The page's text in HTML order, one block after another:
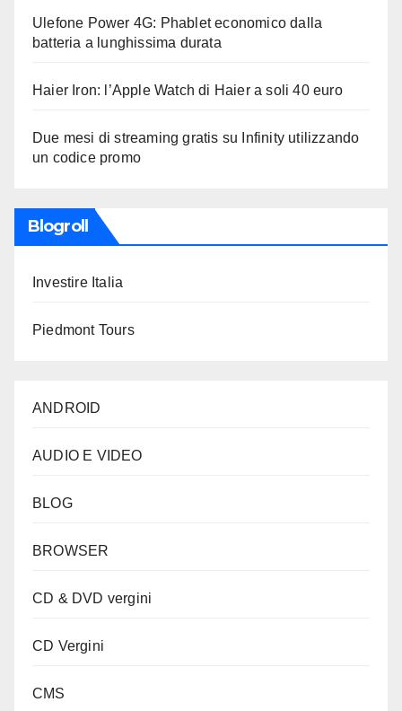
Ulefone Power 4G: Phablet economico dalla
batteria a lunghissima durata
Haier Iron: l’Apple Watch di Haier a soli 40 euro
Due mesi di streaming gratis su Infinity utilizzando
un codice promo
Blogroll
Investire Italia
Piedmont Tours
ANDROID
AUDIO E VIDEO
BLOG
BROWSER
CD & DVD vergini
CD Vergini
CMS